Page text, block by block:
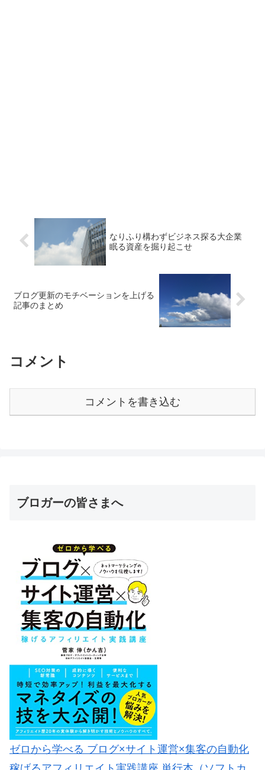
なりふり構わずビジネス探る大企業
眠る資産を掘り起こせ
ブログ更新のモチベーションを上げる
記事のまとめ
コメント
コメントを書き込む
ブロガーの皆さまへ
ゼロから学べる ブログ×サイト運営×集客の自動化